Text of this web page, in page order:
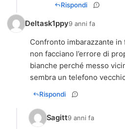
Rispondi
Deltask1ppy9 anni fa
Confronto imbarazzante
non facciano l’errore di
bianche perché messo
sembra un telefono
Rispondi
Sagitt9 anni fa